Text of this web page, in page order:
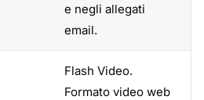
e negli allegati
email.
Flash Video.
Formato video web